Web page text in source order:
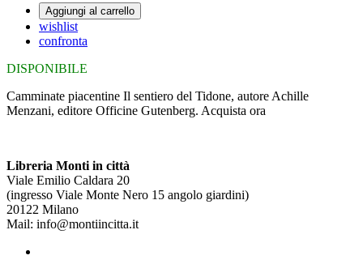
Aggiungi al carrello
wishlist
confronta
DISPONIBILE
Camminate piacentine Il sentiero del Tidone, autore Achille
Menzani, editore Officine Gutenberg. Acquista ora
Libreria Monti in città
Viale Emilio Caldara 20
(ingresso Viale Monte Nero 15 angolo giardini)
20122 Milano
Mail: info@montiincitta.it